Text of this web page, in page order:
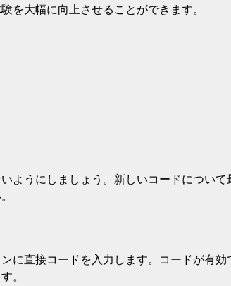
を大幅に向上させることができます。
ようにしましょう。新しいコードについて
に直接コードを入力します。コードが有効
。